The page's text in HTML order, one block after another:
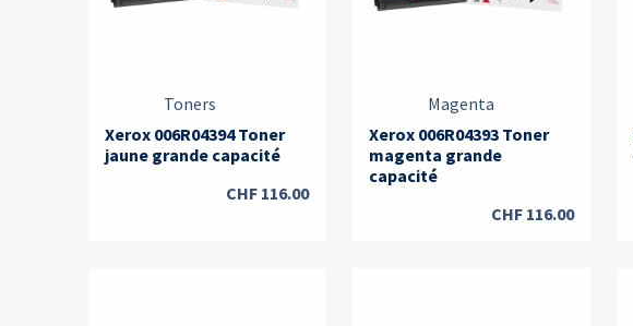
Toners
Xerox 006R04394 Toner
jaune grande capacité
CHF 116.00
Magenta
Xerox 006R04393 Toner
magenta grande
capacité
CHF 116.00